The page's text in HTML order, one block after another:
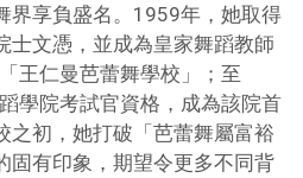
界享負盛名。1959年，她取得
士文憑，並成為皇家舞蹈教師
王仁曼芭蕾舞學校」；至
學院考試官資格，成為該院首
之初，她打破「芭蕾舞屬富裕
固有印象，期望令更多不同背